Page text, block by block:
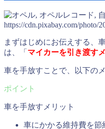
https://cdn.pixabay.com/photo/
まずはじめにお伝えする、
は、「 マイカーを引き渡す
車を手放すことで、以下の
車を手放すメリット
車にかかる維持費を節